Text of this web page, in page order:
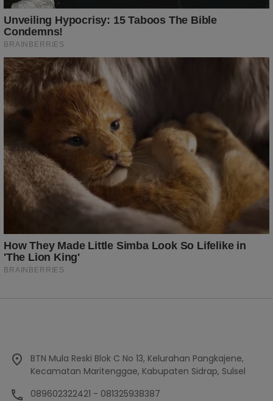
BTN Mula Reski Blok C No 13, Kelurahan Pangkajene,
Kecamatan Maritenggae, Kabupaten Sidrap, Sulsel
089602322421 - 081325938387